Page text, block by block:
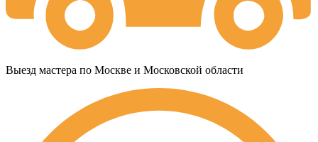
Выезд мастера по Москве и Московской области